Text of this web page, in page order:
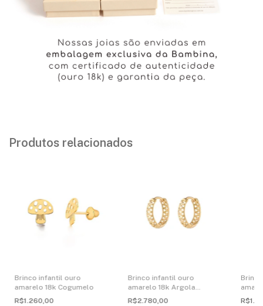
Produtos relacionados
Brinco infantil ouro
amarelo 18k Cogumelo
R$1.260,00
Brinco infantil ouro
amarelo 18k Argola
Vazada
R$2.780,00